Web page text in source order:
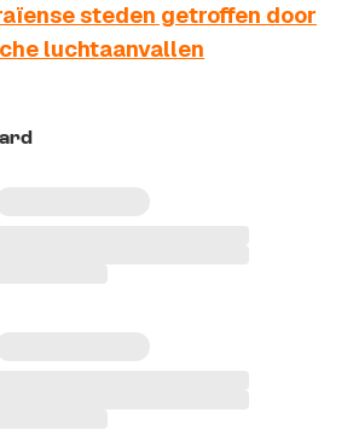
steden getroffen door
luchtaanvallen